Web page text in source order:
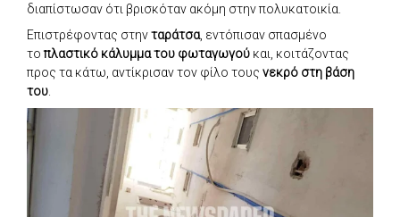
διαπίστωσαν ότι βρισκόταν ακόμη στην πολυκατοικία.
Επιστρέφοντας στηνταράτσα, εντόπισαν σπασμένο
τοπλαστικό κάλυμμα του φωταγωγού και, κοιτάζοντας
προς τα κάτω, αντίκρισαν τον φίλο τους νεκρό στη βάση
του